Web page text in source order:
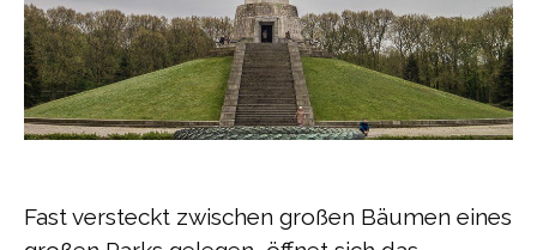
Fast versteckt zwischen großen Bäumen eines